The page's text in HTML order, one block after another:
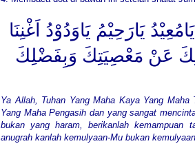
يَارَحِيْمُ يَاوَدُوْدُ اَغْنِنَا
عَنْ مَعْصِيَتِكَ وَبِفَضْلِكَ
Ya Allah, Tuhan Yang Maha Kaya Yang
Yang Maha Pengasih dan yang sangat
bukan yang haram, berikanlah kemampuan
anugrah kanlah kemulyaan-Mu bukan